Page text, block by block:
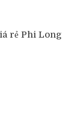
rẻ Phi Long